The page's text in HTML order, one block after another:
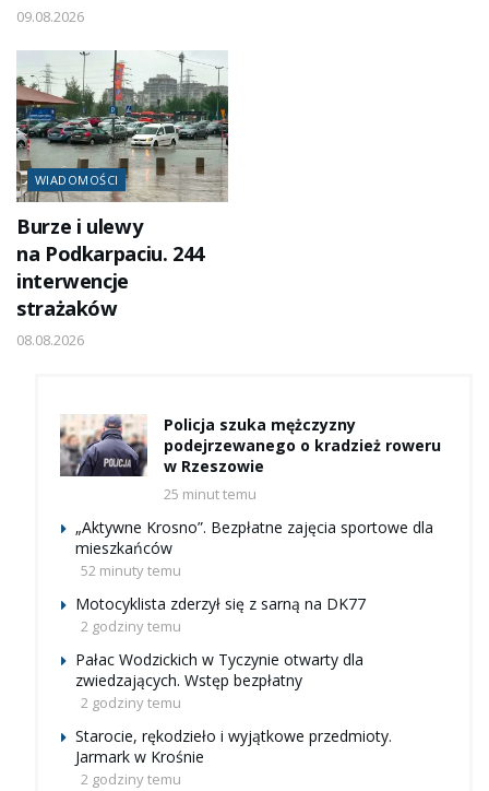
09.08.2026
WIADOMOŚCI
Burze i ulewy
na Podkarpaciu. 244
interwencje
strażaków
08.08.2026
Policja szuka mężczyzny
podejrzewanego o kradzież roweru
w Rzeszowie
25 minut temu
„Aktywne Krosno”. Bezpłatne zajęcia sportowe dla
mieszkańców
52 minuty temu
Motocyklista zderzył się z sarną na DK77
2 godziny temu
Pałac Wodzickich w Tyczynie otwarty dla
zwiedzających. Wstęp bezpłatny
2 godziny temu
Starocie, rękodzieło i wyjątkowe przedmioty.
Jarmark w Krośnie
2 godziny temu